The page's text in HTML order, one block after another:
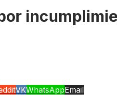
VKWhatsAppEmail